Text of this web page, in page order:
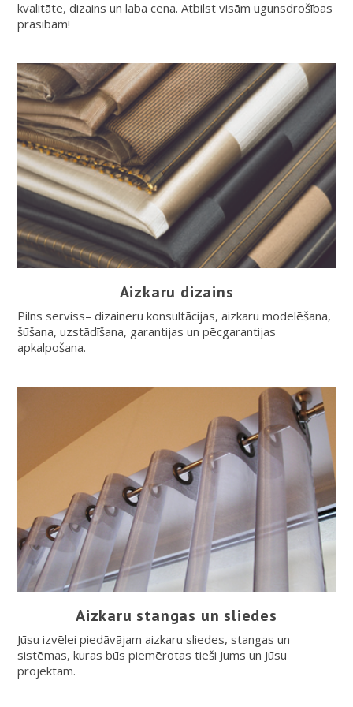
kvalitāte, dizains un laba cena. Atbilst visām ugunsdrošības
prasībām!
Aizkaru dizains
Pilns serviss– dizaineru konsultācijas, aizkaru modelēšana,
šūšana, uzstādīšana, garantijas un pēcgarantijas
apkalpošana.
Aizkaru stangas un sliedes
Jūsu izvēlei piedāvājam aizkaru sliedes, stangas un
sistēmas, kuras būs piemērotas tieši Jums un Jūsu
projektam.